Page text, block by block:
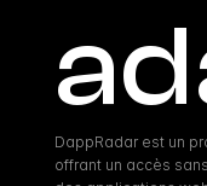
DappRadar est un
offrant un accès